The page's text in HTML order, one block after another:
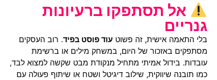
אל תסתפקו ברעיונות
גנריים
בלי התאמה אישית, זה פשוט עוד פוסט בפיד. רוב העסקים
מסתפקים באזכור של היום, במשחק מילים או ברשימת
עובדות. בידול אמיתי מתחיל מנקודת מבט שקשה למצוא לבד,
כמו תובנה שיווקית, שילוב דיגיטל ושטח או שיתוף פעולה עם